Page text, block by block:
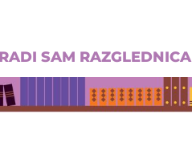
SAM RAZGLEDNICA